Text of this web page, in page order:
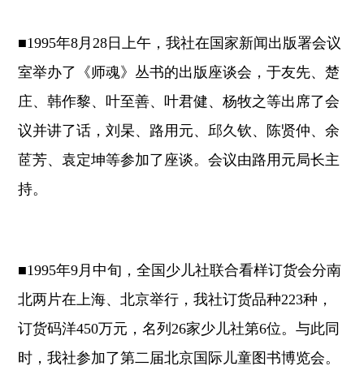
■1995年8月28日上午，我社在国家新闻出版署会议
室举办了《师魂》丛书的出版座谈会，于友先、楚
庄、韩作黎、叶至善、叶君健、杨牧之等出席了会
议并讲了话，刘杲、路用元、邱久钦、陈贤仲、余
茝芳、袁定坤等参加了座谈。会议由路用元局长主
持。
■1995年9月中旬，全国少儿社联合看样订货会分南
北两片在上海、北京举行，我社订货品种223种，
订货码洋450万元，名列26家少儿社第6位。与此同
时，我社参加了第二届北京国际儿童图书博览会。